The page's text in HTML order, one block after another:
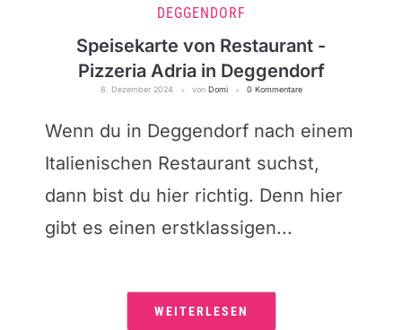
DEGGENDORF
Speisekarte von Restaurant -
Pizzeria Adria in Deggendorf
8. Dezember 2024 von Domi 0 Kommentare
Wenn du in Deggendorf nach einem
Italienischen Restaurant suchst,
dann bist du hier richtig. Denn hier
gibt es einen erstklassigen...
WEITERLESEN